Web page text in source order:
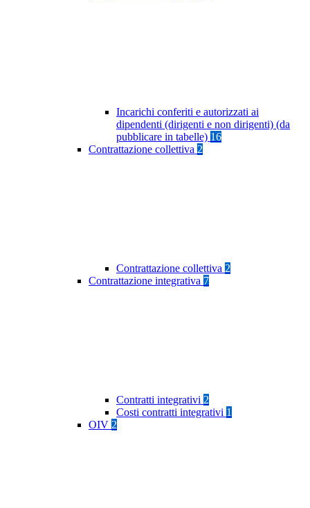
Incarichi conferiti e autorizzati ai
dipendenti (dirigenti e non dirigenti) (da
pubblicare in tabelle) 16
Contrattazione collettiva 2
Contrattazione collettiva 2
Contrattazione integrativa 7
Contratti integrativi 2
Costi contratti integrativi 1
OIV 2